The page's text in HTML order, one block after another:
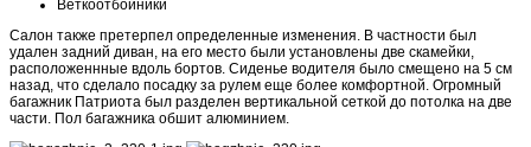
Веткоотбойники
Салон также претерпел определенные изменения. В частности был
удален задний диван, на его место были установлены две скамейки,
расположеннные вдоль бортов. Сиденье водителя было смещено на 5 см
назад, что сделало посадку за рулем еще более комфортной. Огромный
багажник Патриота был разделен вертикальной сеткой до потолка на две
части. Пол багажника обшит алюминием.